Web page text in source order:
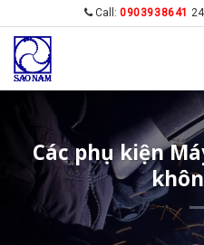
content
Call: 0903938641
Các phụ kiện